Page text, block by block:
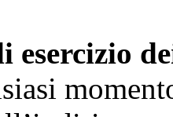
esercizio